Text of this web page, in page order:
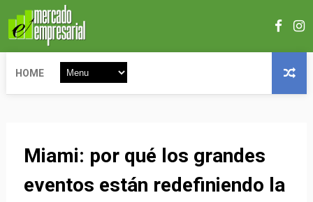
HOME
Miami: por qué los grandes
eventos están redefiniendo la